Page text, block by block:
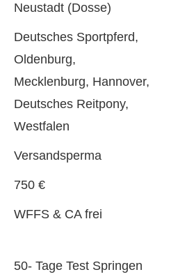
Neustadt (Dosse)
Deutsches Sportpferd,
Oldenburg,
Mecklenburg, Hannover,
Deutsches Reitpony,
Westfalen
Versandsperma
750 €
WFFS & CA frei
50- Tage Test Springen